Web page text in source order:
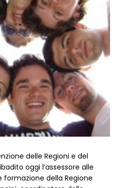
delle Regioni e del
oggi l’assessore alle
della Regione